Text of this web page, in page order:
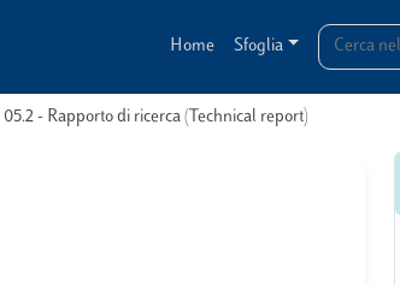
Home Sfoglia
05.2 - Rapporto di ricerca (Technical report)